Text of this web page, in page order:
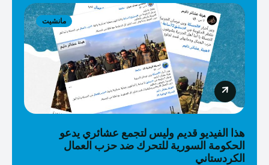
مانشيت
هذا الفيديو قديم وليس لتجمع عشائري يدعو
الحكومة السورية للتحرك ضد حزب العمال
الكردستاني